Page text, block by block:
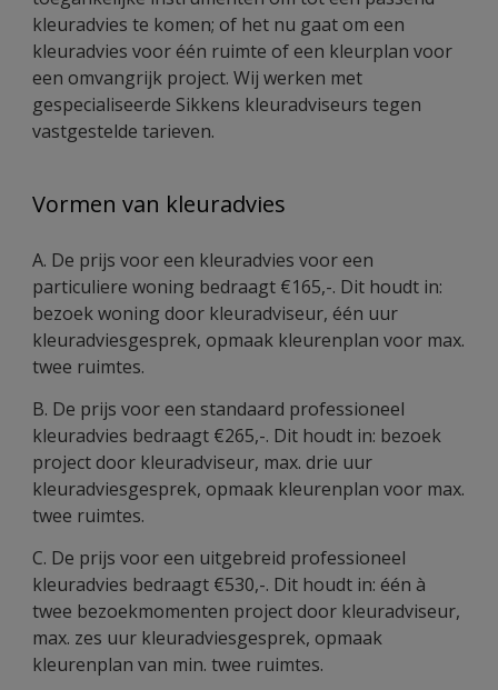
kleuradvies te komen; of het nu gaat om een
kleuradvies voor één ruimte of een kleurplan voor
een omvangrijk project. Wij werken met
gespecialiseerde Sikkens kleuradviseurs tegen
vastgestelde tarieven.
Vormen van kleuradvies
A. De prijs voor een kleuradvies voor een
particuliere woning bedraagt €165,-. Dit houdt in:
bezoek woning door kleuradviseur, één uur
kleuradviesgesprek, opmaak kleurenplan voor max.
twee ruimtes.
B. De prijs voor een standaard professioneel
kleuradvies bedraagt €265,-. Dit houdt in: bezoek
project door kleuradviseur, max. drie uur
kleuradviesgesprek, opmaak kleurenplan voor max.
twee ruimtes.
C. De prijs voor een uitgebreid professioneel
kleuradvies bedraagt €530,-. Dit houdt in: één à
twee bezoekmomenten project door kleuradviseur,
max. zes uur kleuradviesgesprek, opmaak
kleurenplan van min. twee ruimtes.